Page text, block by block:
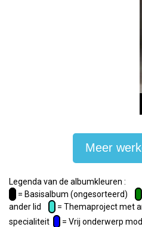
Meer
Legenda van de albumkleuren :
= Basisalbum (ongesorteerd)
ander lid
= Themaproject met
specialiteit
= Vrij onderwerp